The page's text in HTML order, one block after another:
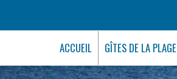
ACCUEIL GÎTES DE LA PLAGE